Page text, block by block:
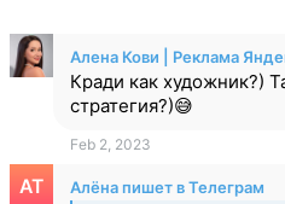
Аленa Кови | Реклама
Кради как художник?)
стратегия?)😅
Feb 2, 2023
Алёна пишет в Телеграм